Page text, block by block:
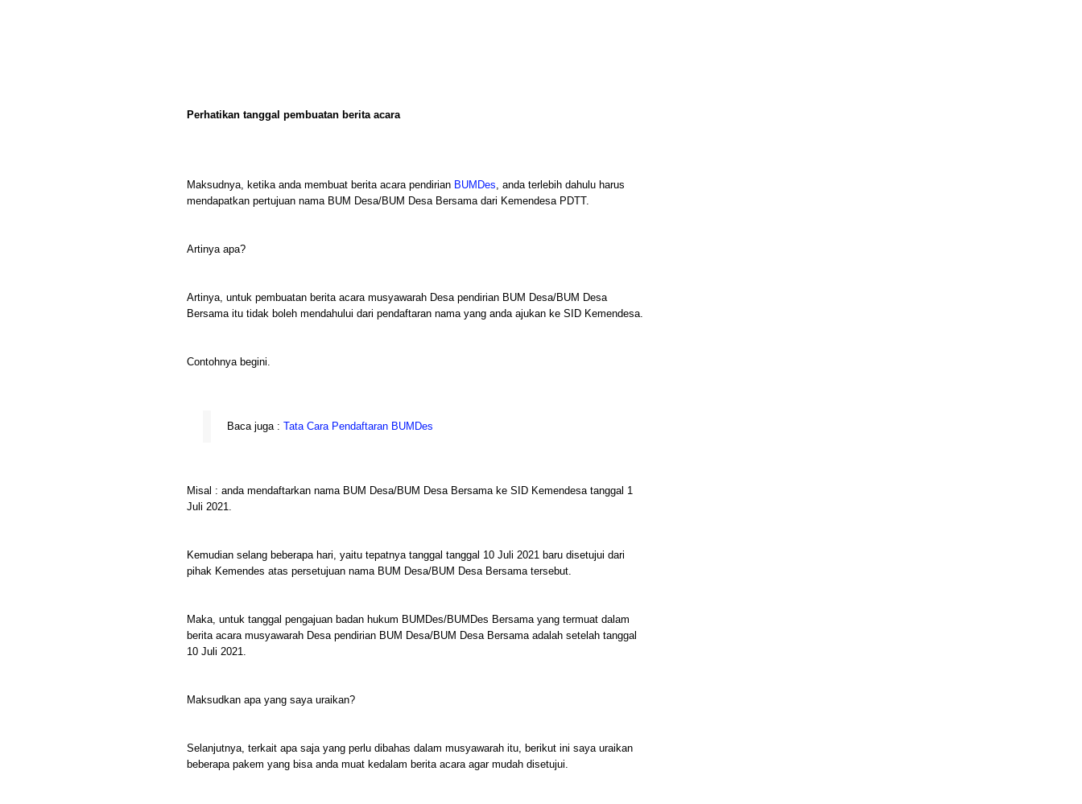
Perhatikan tanggal pembuatan berita acara
Maksudnya, ketika anda membuat berita acara pendirian BUMDes, anda terlebih dahulu harus
mendapatkan pertujuan nama BUM Desa/BUM Desa Bersama dari Kemendesa PDTT.
Artinya apa?
Artinya, untuk pembuatan berita acara musyawarah Desa pendirian BUM Desa/BUM Desa
Bersama itu tidak boleh mendahului dari pendaftaran nama yang anda ajukan ke SID Kemendesa.
Contohnya begini.
Baca juga : Tata Cara Pendaftaran BUMDes
Misal : anda mendaftarkan nama BUM Desa/BUM Desa Bersama ke SID Kemendesa tanggal 1
Juli 2021.
Kemudian selang beberapa hari, yaitu tepatnya tanggal tanggal 10 Juli 2021 baru disetujui dari
pihak Kemendes atas persetujuan nama BUM Desa/BUM Desa Bersama tersebut.
Maka, untuk tanggal pengajuan badan hukum BUMDes/BUMDes Bersama yang termuat dalam
berita acara musyawarah Desa pendirian BUM Desa/BUM Desa Bersama adalah setelah tanggal
10 Juli 2021.
Maksudkan apa yang saya uraikan?
Selanjutnya, terkait apa saja yang perlu dibahas dalam musyawarah itu, berikut ini saya uraikan
beberapa pakem yang bisa anda muat kedalam berita acara agar mudah disetujui.